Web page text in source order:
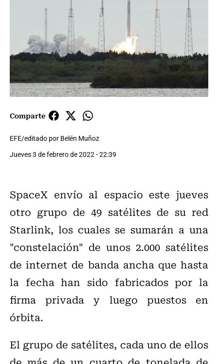
Comparte
EFE/editado por Belén Muñoz
Jueves 3 de febrero de 2022 - 22:39
SpaceX envío al espacio este jueves
otro grupo de 49 satélites de su red
Starlink, los cuales se sumarán a una
"constelación" de unos 2.000 satélites
de internet de banda ancha que hasta
la fecha han sido fabricados por la
firma privada y luego puestos en
órbita.
El grupo de satélites, cada uno de ellos